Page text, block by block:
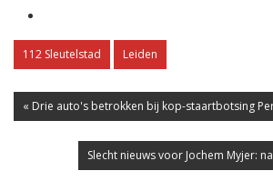
112 Sleutelstad Leiden
« Drie auto's betrokken bij kop-staartbotsing
Slecht nieuws voor Jochem Myjer: